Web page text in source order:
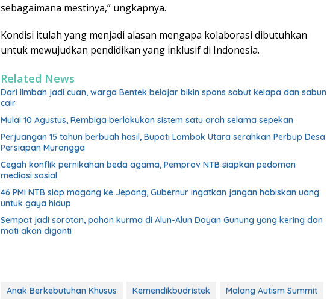
sebagaimana mestinya,” ungkapnya.
Kondisi itulah yang menjadi alasan mengapa kolaborasi dibutuhkan
untuk mewujudkan pendidikan yang inklusif di Indonesia.
Related News
Dari limbah jadi cuan, warga Bentek belajar bikin spons sabut kelapa dan sabun
cair
Mulai 10 Agustus, Rembiga berlakukan sistem satu arah selama sepekan
Perjuangan 15 tahun berbuah hasil, Bupati Lombok Utara serahkan Perbup Desa
Persiapan Murangga
Cegah konflik pernikahan beda agama, Pemprov NTB siapkan pedoman
mediasi sosial
46 PMI NTB siap magang ke Jepang, Gubernur ingatkan jangan habiskan uang
untuk gaya hidup
Sempat jadi sorotan, pohon kurma di Alun-Alun Dayan Gunung yang kering dan
mati akan diganti
Anak Berkebutuhan Khusus Kemendikbudristek
Malang Autism Summit